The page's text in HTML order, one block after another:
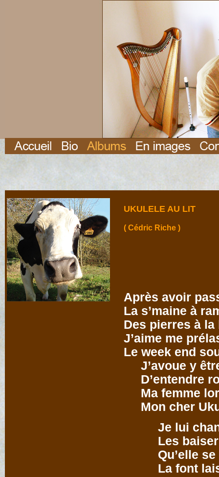
UKULELE AU LIT
( Cédric Riche )
Après avoir
La s’maine à
Des pierres à la
J’aime me
Le week end
J’avoue y
D’entendre
Ma femme
Mon cher
Je lui
Les baisers
Qu’elle se
La font